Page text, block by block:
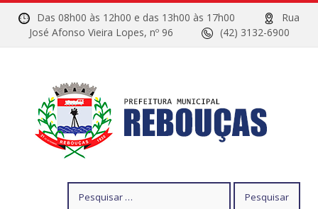
Das 08h00 às 12h00 e das 13h00 às 17h00
Rua
José Afonso Vieira Lopes, nº 96
(42) 3132-6900
por: